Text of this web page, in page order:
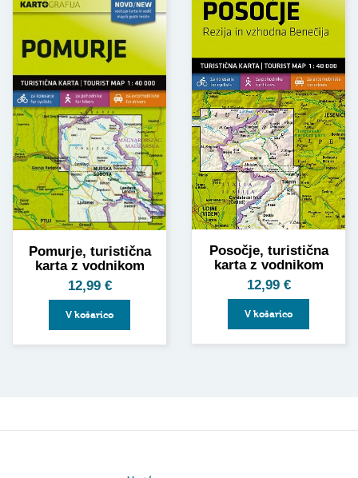
Pomurje, turistična
karta z vodnikom
12,99 €
V košarico
Posočje, turistična
karta z vodnikom
12,99 €
V košarico